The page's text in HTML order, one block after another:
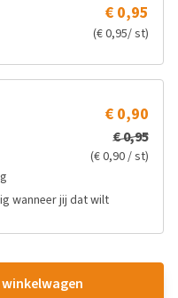
€ 0,95
(€ 0,95/ st)
€ 0,90
€ 0,95
(€ 0,90 / st)
wanneer jij dat wilt
winkelwagen